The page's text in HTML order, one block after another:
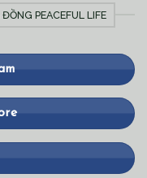
PEACEFUL LIFE